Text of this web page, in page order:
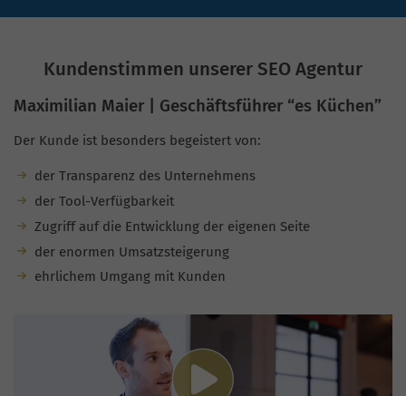
Kundenstimmen unserer SEO Agentur
Maximilian Maier | Geschäftsführer “es Küchen”
Der Kunde ist besonders begeistert von:
der Transparenz des Unternehmens
der Tool-Verfügbarkeit
Zugriff auf die Entwicklung der eigenen Seite
der enormen Umsatzsteigerung
ehrlichem Umgang mit Kunden